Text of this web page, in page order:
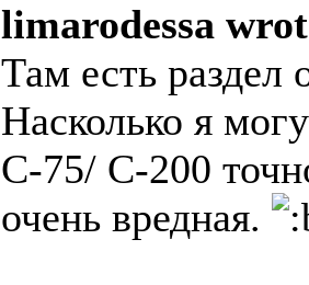
limarodessa
Там есть раздел
Насколько я
С-75/ С-200
очень вредная.